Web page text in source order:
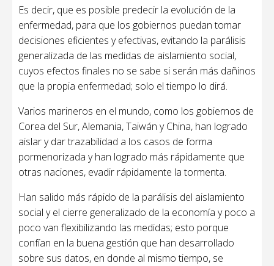
Es decir, que es posible predecir la evolución de la
enfermedad, para que los gobiernos puedan tomar
decisiones eficientes y efectivas, evitando la parálisis
generalizada de las medidas de aislamiento social,
cuyos efectos finales no se sabe si serán más dañinos
que la propia enfermedad; solo el tiempo lo dirá.
Varios marineros en el mundo, como los gobiernos de
Corea del Sur, Alemania, Taiwán y China, han logrado
aislar y dar trazabilidad a los casos de forma
pormenorizada y han logrado más rápidamente que
otras naciones, evadir rápidamente la tormenta.
Han salido más rápido de la parálisis del aislamiento
social y el cierre generalizado de la economía y poco a
poco van flexibilizando las medidas; esto porque
confían en la buena gestión que han desarrollado
sobre sus datos, en donde al mismo tiempo, se